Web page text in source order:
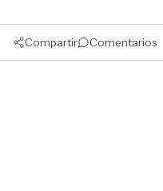
Compartir Comentarios